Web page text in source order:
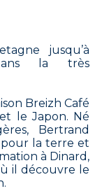
jusqu’à
la très
Breizh Café
le Japon. Né
Bertrand
la terre et
à Dinard,
il découvre le